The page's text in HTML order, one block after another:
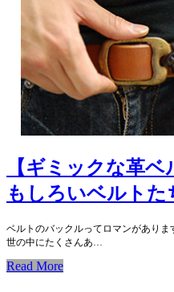
【ギミックな革
もしろいベルトた
ベルトのバックルってロマンがあり
世の中にたくさんあ…
Read More